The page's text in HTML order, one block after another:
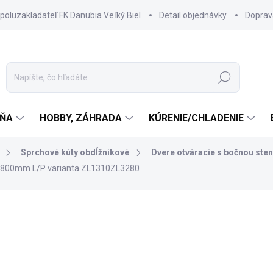
FK Danubia Veľký Biel Detail objednávky
Hľadať
HOBBY, ZÁHRADA KÚRENIE/CHLADENIE
Sprchové kúty obdĺžnikové
Dvere otváracie s bočnou
L/P varianta ZL1310ZL3280